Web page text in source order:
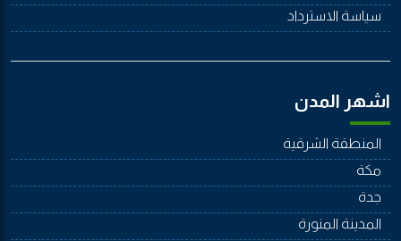
سياسة الاسترداد
اشهر المدن
المنطقة الشرقية
مكة
جدة
المدينة المنورة